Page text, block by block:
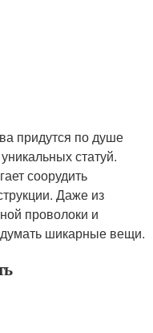
придутся по душе
статуй.
соорудить
Даже из
проволоки и
шикарные вещи.